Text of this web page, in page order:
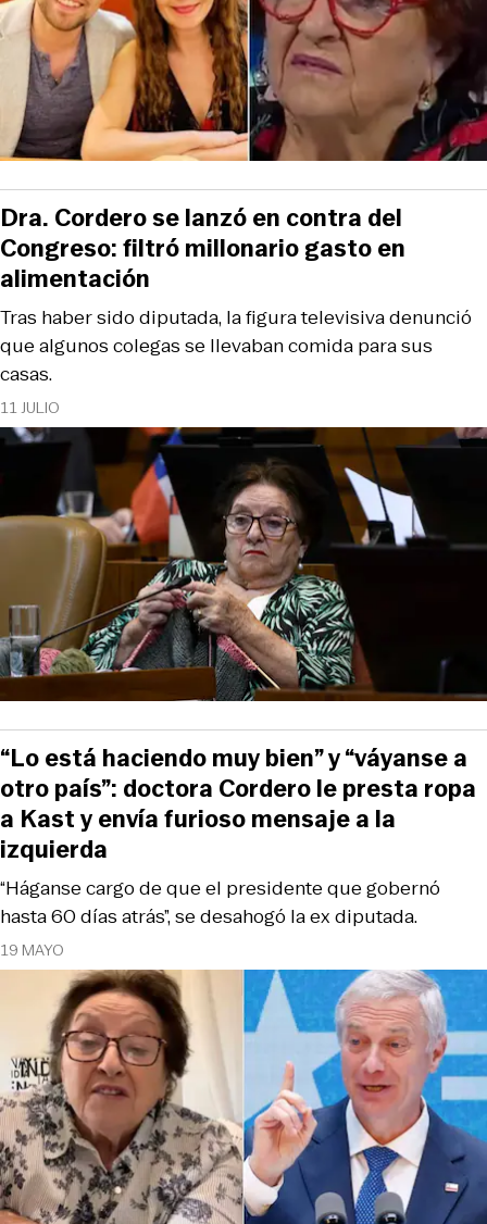
11 JULIO
Tras haber sido diputada, la figura televisiva denunció
que algunos colegas se llevaban comida para sus
casas.
Dra. Cordero se lanzó en contra del
Congreso: filtró millonario gasto en
alimentación
19 MAYO
“Háganse cargo de que el presidente que gobernó
hasta 60 días atrás”, se desahogó la ex diputada.
“Lo está haciendo muy bien” y “váyanse a
otro país”: doctora Cordero le presta ropa
a Kast y envía furioso mensaje a la
izquierda